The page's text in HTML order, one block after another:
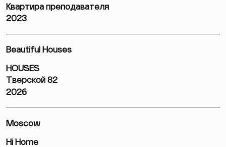
Квартира преподавателя
2023
Beautiful Houses
HOUSES
Тверской 82
2026
Moscow
Hi Home